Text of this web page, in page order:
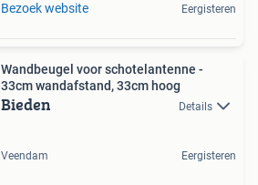
Bezoek website Eergisteren
Wandbeugel voor schotelantenne -
33cm wandafstand, 33cm hoog
Bieden Details
Veendam Eergisteren